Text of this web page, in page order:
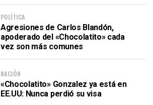
POLÍTICA
Agresiones de Carlos Blandón,
apoderado del «Chocolatito» cada
vez son más comunes
NACIÓN
«Chocolatito» Gonzalez ya está en
EE.UU: Nunca perdió su visa